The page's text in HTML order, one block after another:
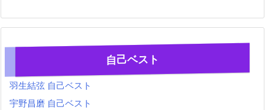
自己ベスト
羽生結弦 自己ベスト
宇野昌磨 自己ベスト